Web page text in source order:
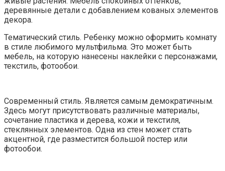
деревянные детали с добавлением кованых элементов
декора.
Тематический стиль. Ребенку можно оформить комнату
в стиле любимого мультфильма. Это может быть
мебель, на которую нанесены наклейки с персонажами,
текстиль, фотообои.
Современный стиль. Является самым демократичным.
Здесь могут присутствовать различные материалы,
сочетание пластика и дерева, кожи и текстиля,
стеклянных элементов. Одна из стен может стать
акцентной, где разместится большой постер или
фотообои.